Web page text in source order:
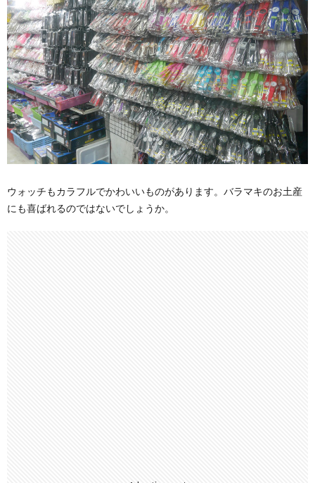
ウォッチもカラフルでかわいいものがあります。バラマキのお土産
にも喜ばれるのではないでしょうか。